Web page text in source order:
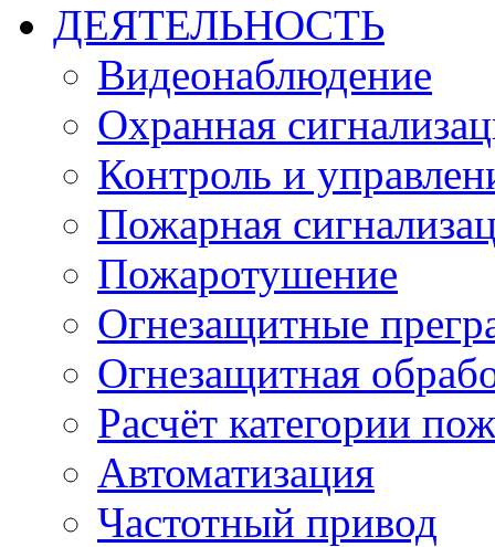
ДЕЯТЕЛЬНОСТЬ
Видеонаблюдение
Охранная
Контроль и
Пожарная
Пожаротушение
Огнезащитные
Огнезащитная
Расчёт категории
Автоматизация
Частотный привод